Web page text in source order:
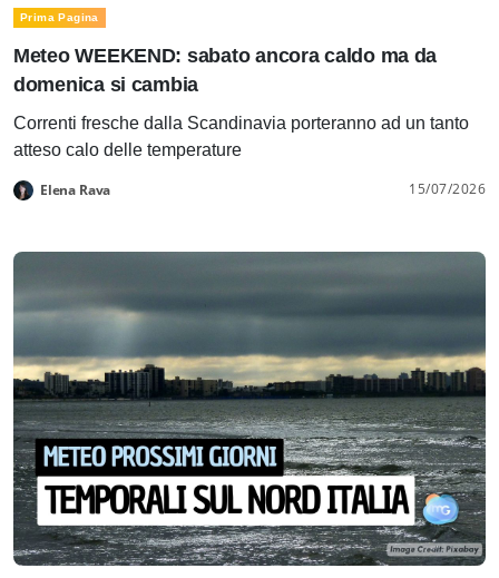
Prima Pagina
Meteo WEEKEND: sabato ancora caldo ma da
domenica si cambia
Correnti fresche dalla Scandinavia porteranno ad un tanto
atteso calo delle temperature
Elena Rava 15/07/2026